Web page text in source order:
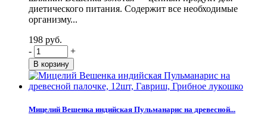
диетического питания. Содержит все необходимые
организму...
198 руб.
-
+
Мицелий Вешенка индийская Пульманарис на древесной...